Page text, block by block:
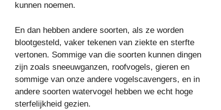
kunnen noemen.
En dan hebben andere soorten, als ze worden
blootgesteld, vaker tekenen van ziekte en sterfte
vertonen. Sommige van die soorten kunnen dingen
zijn zoals sneeuwganzen, roofvogels, gieren en
sommige van onze andere vogelscavengers, en in
andere soorten watervogel hebben we echt hoge
sterfelijkheid gezien.